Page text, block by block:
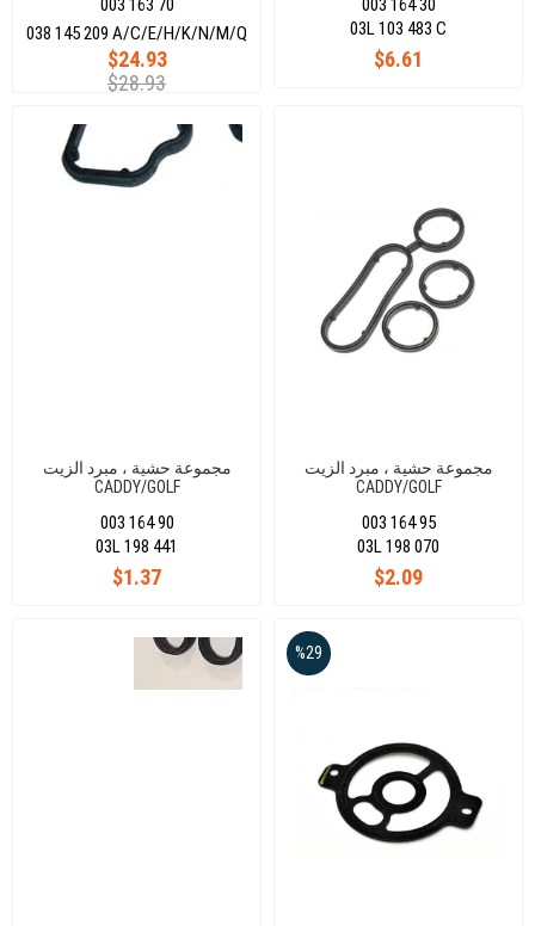
003 163 70
$24.93
$28.93
038 145 209 A/C/E/H/K/N/M/Q
003 164 30
$6.61
03L 103 483 C
مجموعة حشية ، مبرد الزيت
CADDY/GOLF
1,6 /2,0
003 164 90
$1.37
03L 198 441
مجموعة حشية ، مبرد الزيت
CADDY/GOLF
1,6 /2,0
003 164 95
$2.09
03L 198 070
%29